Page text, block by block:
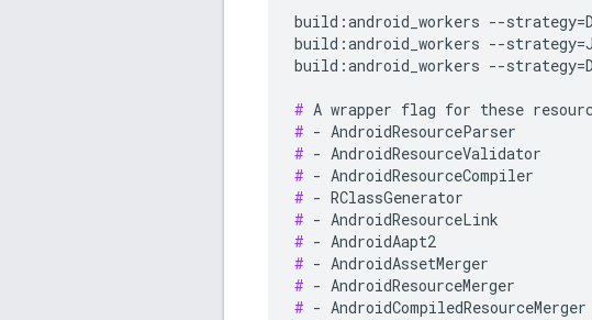
build:android_workers --
build:android_workers --
build:android_workers --
#
#
#
#
#
#
#
#
#
# - AndroidCompiledResourceMerger